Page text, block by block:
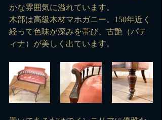
かな雰囲気に溢れています。
木部は高級木材マホガニー。150年近く
経って色味が深みを帯び、古艶（パテ
ィナ）が美しく出ています。